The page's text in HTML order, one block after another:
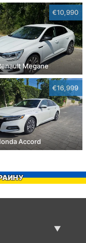
€10,990
Megane
€16,999
Accord